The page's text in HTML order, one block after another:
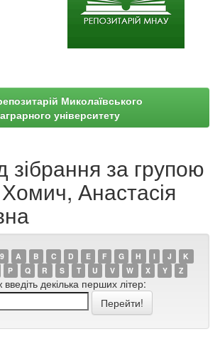
Миколаївського
університету
зібрання за групою
Анастасія
A B C D E F G H I J
K
P Q R S T U V W X Y Z
декілька перших літер: